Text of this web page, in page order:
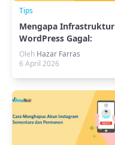
Tips
Mengapa Infrastruktur
WordPress Gagal:
Analisis Teknis dan
Solusi Headless yang
Oleh Hazar Farras
6 April 2026